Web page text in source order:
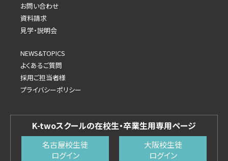
お問い合わせ
資料請求
見学・説明会
NEWS&TOPICS
よくあるご質問
採用ご担当者様
プライバシーポリシー
K-twoスクールの在校生・卒業生用専用ページ
名古屋校生徒
ログイン
大阪校生徒
ログイン